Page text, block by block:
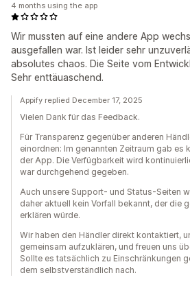
Wir mussten auf eine andere App
ausgefallen war. Ist leider sehr
absolutes chaos. Die Seite vom
Sehr enttäuaschend.
4 months using the app
Appify replied December 17, 2025
Vielen Dank für das Feedback.
Für Transparenz gegenüber anderen
einordnen: Im genannten Zeitraum gab es
der App. Die Verfügbarkeit wird
war durchgehend gegeben.
Auch unsere Support- und Status-Seiten
daher aktuell kein Vorfall bekannt, der die
erklären würde.
Wir haben den Händler direkt kontaktiert,
gemeinsam aufzuklären, und freuen uns
Sollte es tatsächlich zu Einschränkungen
dem selbstverständlich nach.